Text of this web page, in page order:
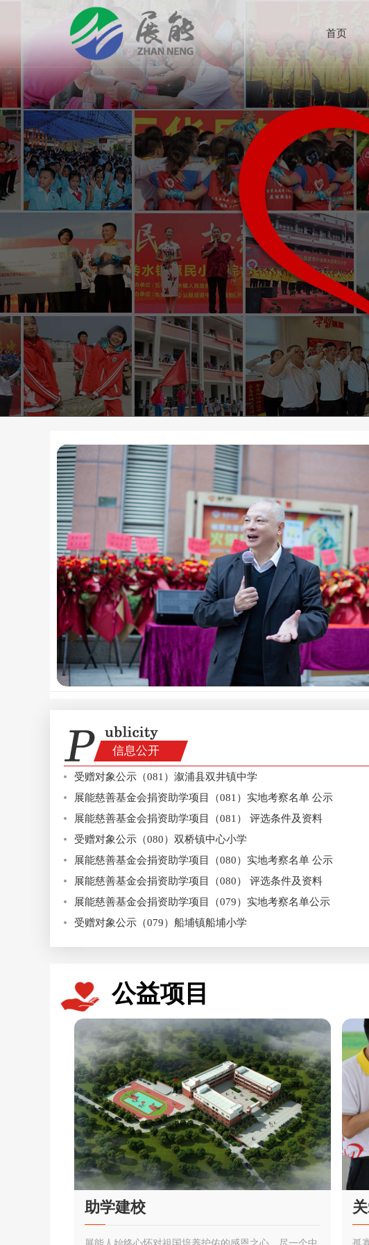
首页
信息公开
受赠对象公示（081）溆浦县双井镇中学
展能慈善基金会捐资助学项目（081）实地考察名单 公示
展能慈善基金会捐资助学项目（081） 评选条件及资料
受赠对象公示（080）双桥镇中心小学
展能慈善基金会捐资助学项目（080）实地考察名单 公示
展能慈善基金会捐资助学项目（080） 评选条件及资料
展能慈善基金会捐资助学项目（079）实地考察名单公示
受赠对象公示（079）船埔镇船埔小学
公益项目
助学建校